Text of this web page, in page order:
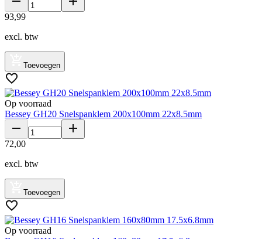
93,99
excl. btw
Toevoegen
Op voorraad
Bessey GH20 Snelspanklem 200x100mm 22x8.5mm
72,00
excl. btw
Toevoegen
Op voorraad